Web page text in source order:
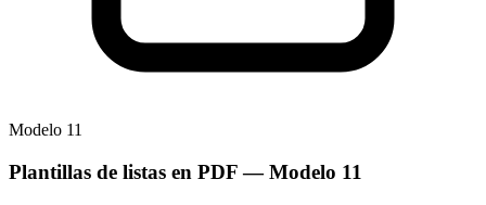
Modelo 11
Plantillas de listas en PDF— Modelo 11